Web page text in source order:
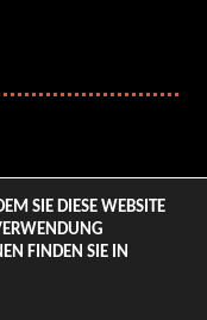
& Style Magazine.
SIE DIESE WEBSITE
FINDEN SIE IN